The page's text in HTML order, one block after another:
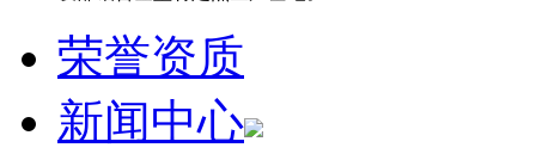
荣誉资质
新闻中心